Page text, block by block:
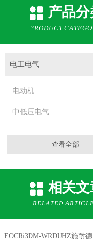
产品分
PRODUCT
电工电气
电动机
中低压电气
查看全部
相关文
RELATED